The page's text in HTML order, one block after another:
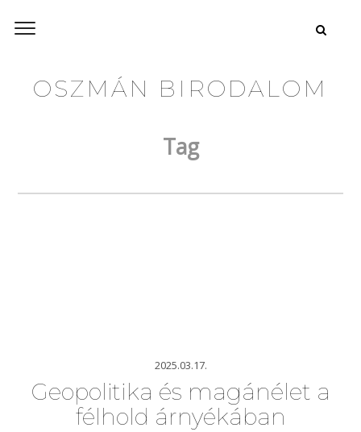
OSZMÁN BIRODALOM
Tag
2025.03.17.
Geopolitika és magánélet a
félhold árnyékában